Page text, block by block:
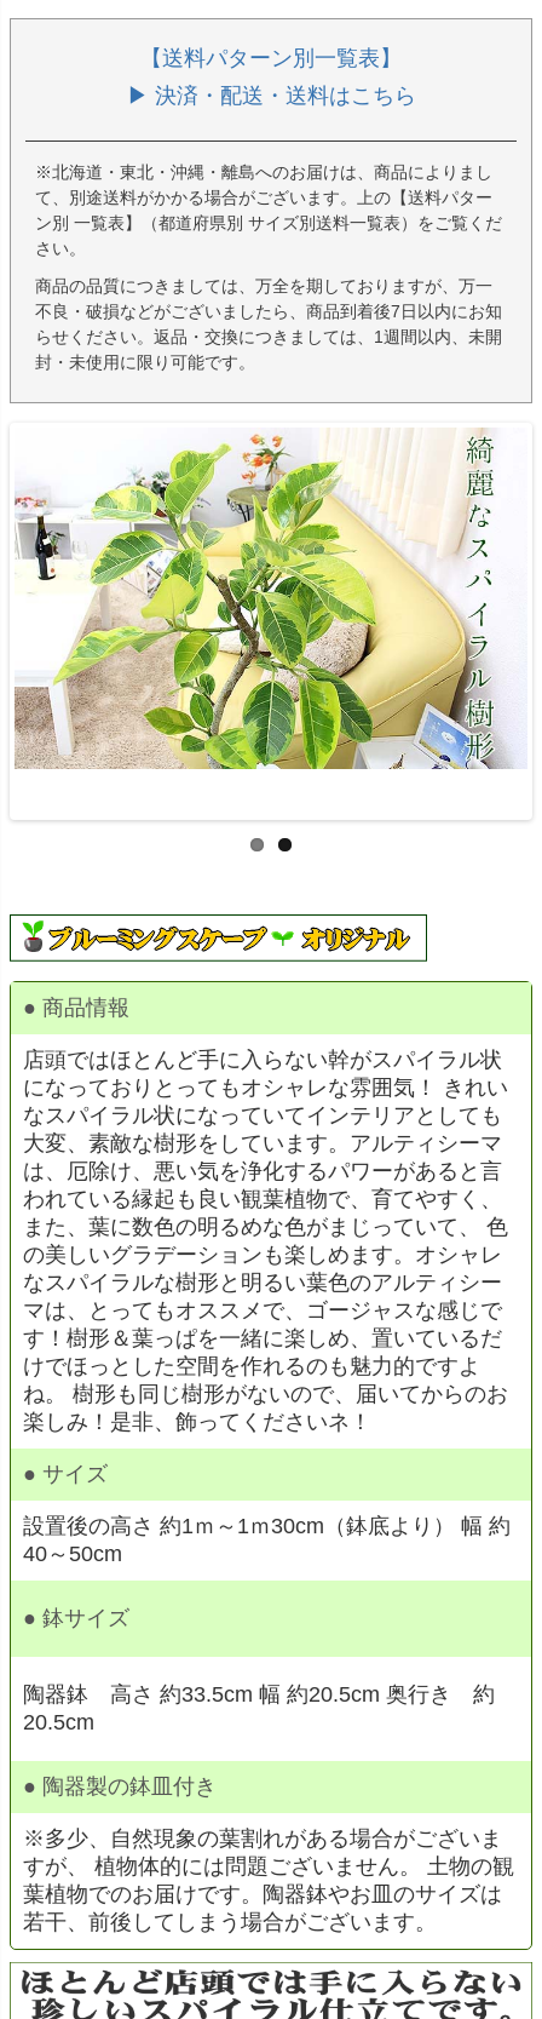
【送料パターン別一覧表】
▶ 決済・配送・送料はこちら
※北海道・東北・沖縄・離島へのお届けは、商品によりまし
て、別途送料がかかる場合がございます。上の【送料パター
ン別 一覧表】（都道府県別 サイズ別送料一覧表）をご覧くだ
さい。
商品の品質につきましては、万全を期しておりますが、万一
不良・破損などがございましたら、商品到着後7日以内にお知
らせください。返品・交換につきましては、1週間以内、未開
封・未使用に限り可能です。
● 商品情報
店頭ではほとんど手に入らない幹がスパイラル状
になっておりとってもオシャレな雰囲気！ きれい
なスパイラル状になっていてインテリアとしても
大変、素敵な樹形をしています。アルティシーマ
は、厄除け、悪い気を浄化するパワーがあると言
われている縁起も良い観葉植物で、育てやすく、
また、葉に数色の明るめな色がまじっていて、 色
の美しいグラデーションも楽しめます。オシャレ
なスパイラルな樹形と明るい葉色のアルティシー
マは、とってもオススメで、ゴージャスな感じで
す！樹形＆葉っぱを一緒に楽しめ、置いているだ
けでほっとした空間を作れるのも魅力的ですよ
ね。 樹形も同じ樹形がないので、届いてからのお
楽しみ！是非、飾ってくださいネ！
● サイズ
設置後の高さ 約1ｍ～1ｍ30cm（鉢底より） 幅 約
40～50cm
● 鉢サイズ
陶器鉢 高さ 約33.5cm 幅 約20.5cm 奥行き 約
20.5cm
● 陶器製の鉢皿付き
※多少、自然現象の葉割れがある場合がございま
すが、 植物体的には問題ございません。 土物の観
葉植物でのお届けです。陶器鉢やお皿のサイズは
若干、前後してしまう場合がございます。